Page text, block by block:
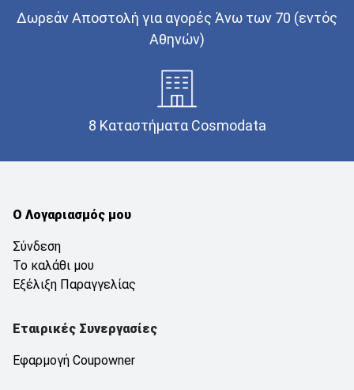
Δωρεάν Αποστολή για αγορές Άνω των 70 (εντός
Αθηνών)
8 Καταστήματα Cosmodata
Ο Λογαριασμός μου
Σύνδεση
Το καλάθι μου
Εξέλιξη Παραγγελίας
Εταιρικές Συνεργασίες
Εφαρμογή Coupowner